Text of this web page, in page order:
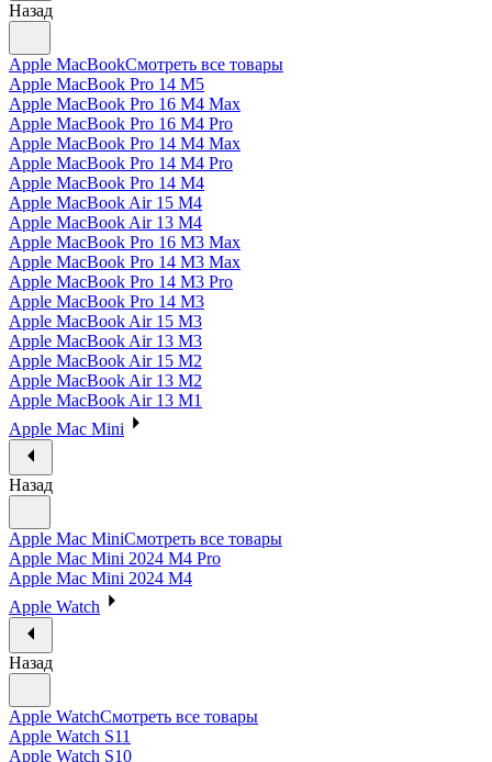
Назад
Apple MacBookСмотреть все товары
Apple MacBook Pro 14 M5
Apple MacBook Pro 16 M4 Max
Apple MacBook Pro 16 M4 Pro
Apple MacBook Pro 14 M4 Max
Apple MacBook Pro 14 M4 Pro
Apple MacBook Pro 14 M4
Apple MacBook Air 15 M4
Apple MacBook Air 13 M4
Apple MacBook Pro 16 M3 Max
Apple MacBook Pro 14 M3 Max
Apple MacBook Pro 14 M3 Pro
Apple MacBook Pro 14 M3
Apple MacBook Air 15 M3
Apple MacBook Air 13 M3
Apple MacBook Air 15 M2
Apple MacBook Air 13 M2
Apple MacBook Air 13 M1
Apple Mac Mini
Назад
Apple Mac MiniСмотреть все товары
Apple Mac Mini 2024 M4 Pro
Apple Mac Mini 2024 M4
Apple Watch
Назад
Apple WatchСмотреть все товары
Apple Watch S11
Apple Watch S10